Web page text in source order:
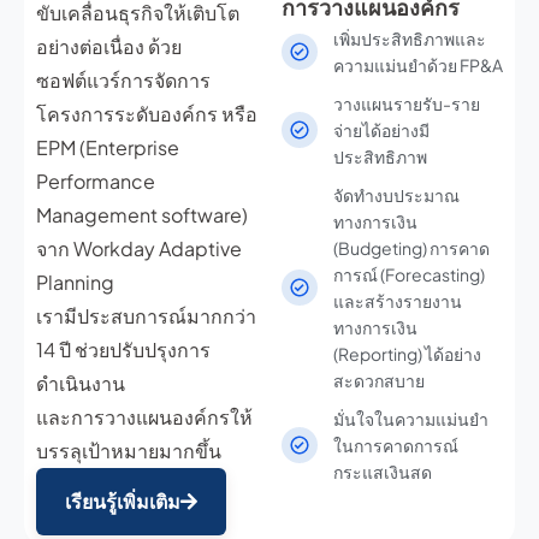
ขับเคลื่อนธุรกิจให้เติบโต
อย่างต่อเนื่อง ด้วย
ซอฟต์แวร์การจัดการ
โครงการระดับองค์กร หรือ
EPM (Enterprise
Performance
Management software)
จาก Workday Adaptive
Planning
เรามีประสบการณ์มากกว่า
14 ปี ช่วยปรับปรุงการ
ดำเนินงาน
และการวางแผนองค์กรให้
บรรลุเป้าหมายมากขึ้น
เรียนรู้เพิ่มเติม
การวางแผนองค์กร
เพิ่มประสิทธิภาพและ
ความแม่นยำด้วย FP&A
วางแผนรายรับ-ราย
จ่ายได้อย่างมี
ประสิทธิภาพ
จัดทำงบประมาณ
ทางการเงิน
(Budgeting) การคาด
การณ์ (Forecasting)
และสร้างรายงาน
ทางการเงิน
(Reporting) ได้อย่าง
สะดวกสบาย
มั่นใจในความแม่นยำ
ในการคาดการณ์
กระแสเงินสด